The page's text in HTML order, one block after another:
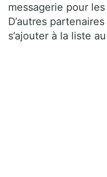
messagerie pour
D’autres
s’ajouter à la liste